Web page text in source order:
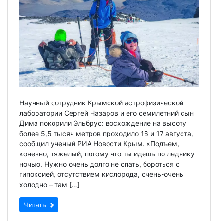
Научный сотрудник Крымской астрофизической
лаборатории Сергей Назаров и его семилетний сын
Дима покорили Эльбрус: восхождение на высоту
более 5,5 тысяч метров проходило 16 и 17 августа,
сообщил ученый РИА Новости Крым. «Подъем,
конечно, тяжелый, потому что ты идешь по леднику
ночью. Нужно очень долго не спать, бороться с
гипоксией, отсутствием кислорода, очень-очень
холодно – там […]
Читать